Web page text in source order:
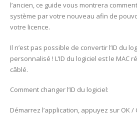
l’ancien, ce guide vous montrera
système par votre nouveau afin de
votre licence.
Il n’est pas possible de convertir l’ID du
personnalisé ! L’ID du logiciel est le MAC
câblé.
Comment changer l’ID du logiciel:
Démarrez l’application, appuyez sur OK